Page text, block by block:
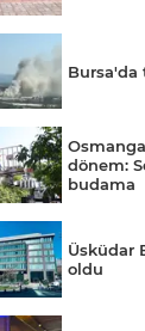
dönem:
budama
Üsküdar
oldu